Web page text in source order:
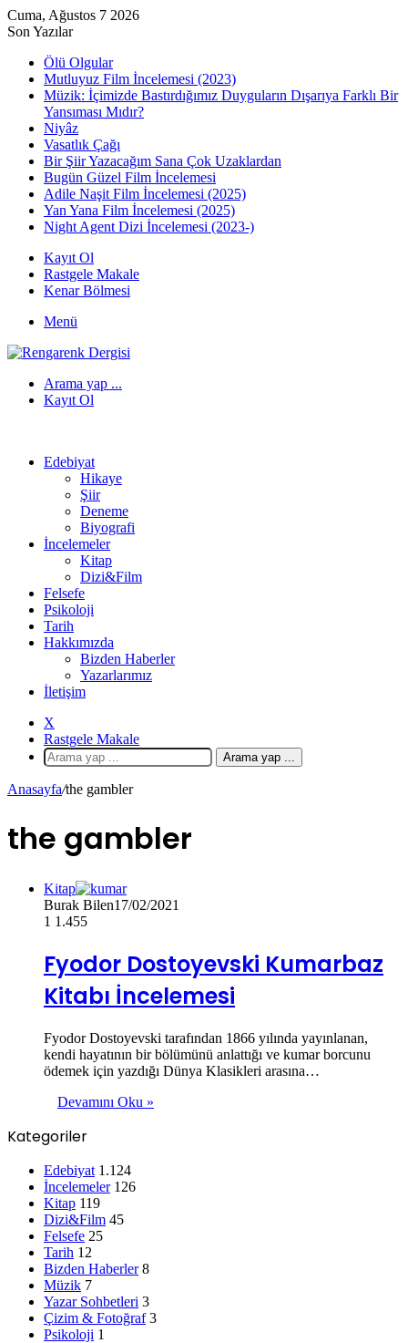
Cuma, Ağustos 7 2026
Son Yazılar
Ölü Olgular
Mutluyuz Film İncelemesi (2023)
Müzik: İçimizde Bastırdığımız Duyguların Dışarıya Farklı Bir
Yansıması Mıdır?
Niyâz
Vasatlık Çağı
Bir Şiir Yazacağım Sana Çok Uzaklardan
Bugün Güzel Film İncelemesi
Adile Naşit Film İncelemesi (2025)
Yan Yana Film İncelemesi (2025)
Night Agent Dizi İncelemesi (2023-)
Kayıt Ol
Rastgele Makale
Kenar Bölmesi
Menü
Arama yap ...
Kayıt Ol
Edebiyat
Hikaye
Şiir
Deneme
Biyografi
İncelemeler
Kitap
Dizi&Film
Felsefe
Psikoloji
Tarih
Hakkımızda
Bizden Haberler
Yazarlarımız
İletişim
X
Rastgele Makale
Arama yap ...
Anasayfa/the gambler
the gambler
Kitap
Burak Bilen17/02/2021
1 1.455
Fyodor Dostoyevski Kumarbaz
Kitabı İncelemesi
Fyodor Dostoyevski tarafından 1866 yılında yayınlanan,
kendi hayatının bir bölümünü anlattığı ve kumar borcunu
ödemek için yazdığı Dünya Klasikleri arasına…
Devamını Oku »
Kategoriler
Edebiyat 1.124
İncelemeler 126
Kitap 119
Dizi&Film 45
Felsefe 25
Tarih 12
Bizden Haberler 8
Müzik 7
Yazar Sohbetleri 3
Çizim & Fotoğraf 3
Psikoloji 1